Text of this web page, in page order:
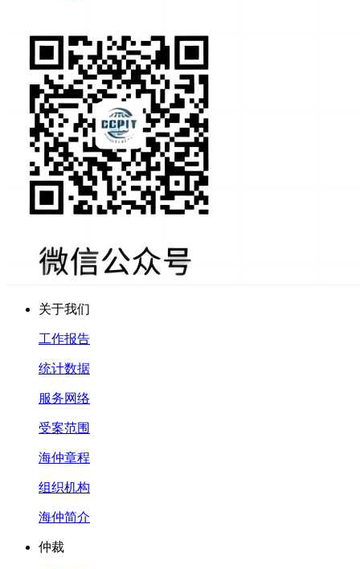
关于我们
工作报告
统计数据
服务网络
受案范围
海仲章程
组织机构
海仲简介
仲裁